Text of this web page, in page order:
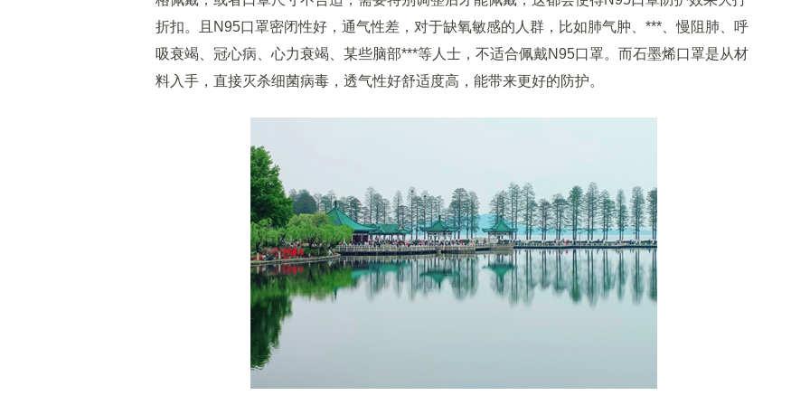
折扣。且N95口罩密闭性好，通气性差，对于缺氧敏感的人群，比如肺气肿、***、慢阻肺、呼
吸衰竭、冠心病、心力衰竭、某些脑部***等人士，不适合佩戴N95口罩。而石墨烯口罩是从材
料入手，直接灭杀细菌病毒，透气性好舒适度高，能带来更好的防护。